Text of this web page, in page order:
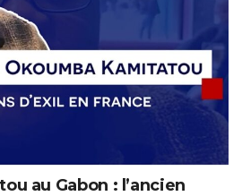
au Gabon : l’ancien